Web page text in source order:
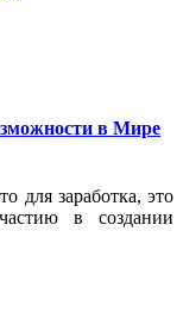
в Мире
для заработка, это
в создании